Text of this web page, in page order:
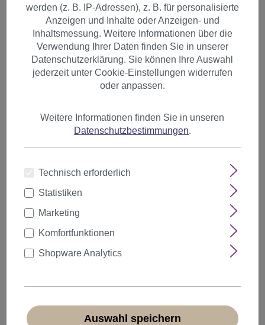
Haarteil glatt lang
Befestigung mit Bändchen &
Klammer Kupferrot C9429-350
Farbeauswählen
ab5 5% 11,39 €*
werden (z. B. IP-Adressen), z. B. für personalisierte
Anzeigen und Inhalte oder Anzeigen- und
Inhaltsmessung. Weitere Informationen über die
Verwendung Ihrer Daten finden Sie in unserer
Datenschutzerklärung. Sie können Ihre Auswahl
jederzeit unter Cookie-Einstellungen widerrufen
oder anpassen.
Weitere Informationen finden Sie in unseren
Datenschutzbestimmungen.
Technisch erforderlich
Statistiken
Marketing
Komfortfunktionen
Shopware Analytics
Auswahl speichern